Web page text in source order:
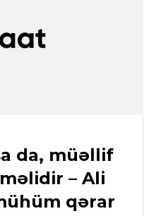
da, müəllif
– Ali
qərar